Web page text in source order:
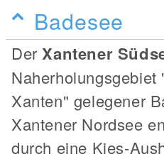
Badesee
Der Xantener
Naherholungsgebiet
Xanten" gelegener
Xantener Nordsee
durch eine Kies-